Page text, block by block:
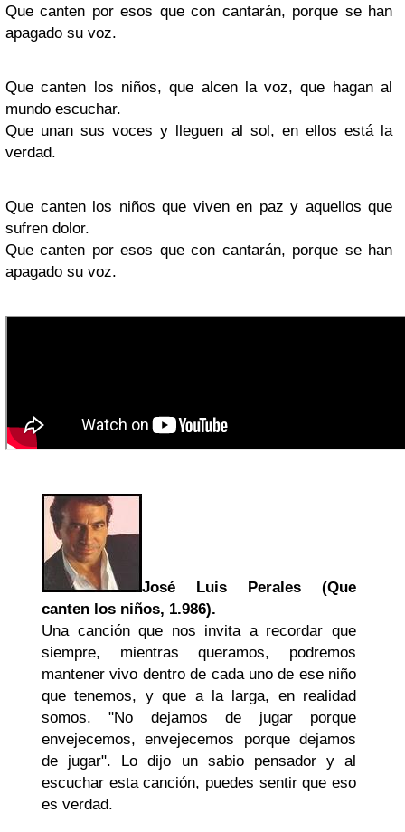
Que canten por esos que con cantarán, porque se han
apagado su voz.
Que canten los niños, que alcen la voz, que hagan al
mundo escuchar.
Que unan sus voces y lleguen al sol, en ellos está la
verdad.
Que canten los niños que viven en paz y aquellos que
sufren dolor.
Que canten por esos que con cantarán, porque se han
apagado su voz.
José Luis Perales (Que
canten los niños, 1.986).
Una canción que nos invita a recordar que
siempre, mientras queramos, podremos
mantener vivo dentro de cada uno de ese niño
que tenemos, y que a la larga, en realidad
somos. "No dejamos de jugar porque
envejecemos, envejecemos porque dejamos
de jugar". Lo dijo un sabio pensador y al
escuchar esta canción, puedes sentir que eso
es verdad.